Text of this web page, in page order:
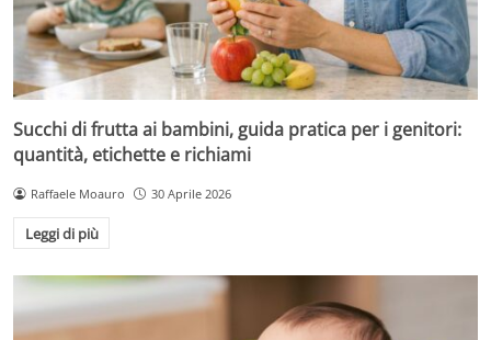
Succhi di frutta ai bambini, guida pratica per i genitori:
quantità, etichette e richiami
Raffaele Moauro 30 Aprile 2026
Leggi di più